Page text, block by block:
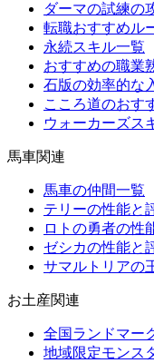
ダーマの試練の
転職おすすめル
永続スキル一覧
おすすめの職業
石版の効率的な
こころ道のおす
ウォーカーズス
馬車関連
馬車の仲間一覧
テリーの性能と
ロトの勇者の性
ゼシカの性能と
サマルトリアの
お土産関連
全国ランドマー
地域限定モンス